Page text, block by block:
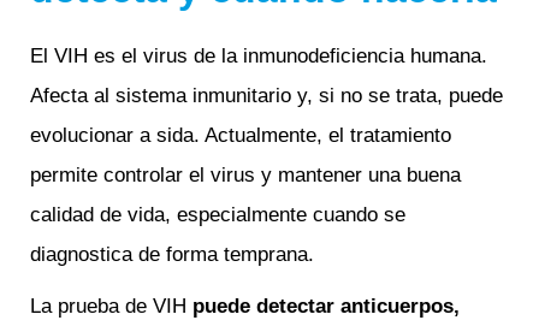
El VIH es el virus de la inmunodeficiencia humana.
Afecta al sistema inmunitario y, si no se trata, puede
evolucionar a sida. Actualmente, el tratamiento
permite controlar el virus y mantener una buena
calidad de vida, especialmente cuando se
diagnostica de forma temprana.
La prueba de VIH puede detectar anticuerpos,